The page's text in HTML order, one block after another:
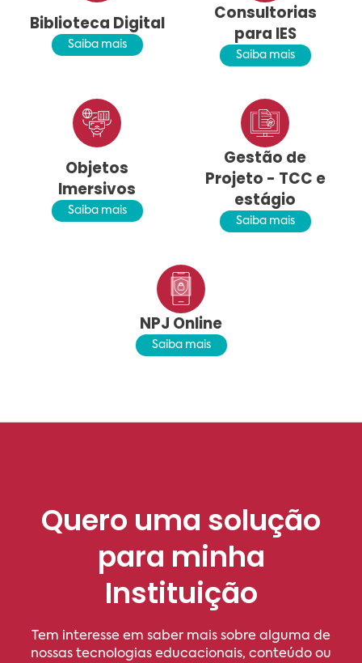
Biblioteca Digital
Saiba mais
Consultorias
para IES
Saiba mais
Objetos
Imersivos
Saiba mais
Gestão de
Projeto - TCC e
estágio
Saiba mais
NPJ Online
Saiba mais
Quero uma solução
para minha
Instituição
Tem interesse em saber mais sobre alguma de
nossas tecnologias educacionais, conteúdo ou